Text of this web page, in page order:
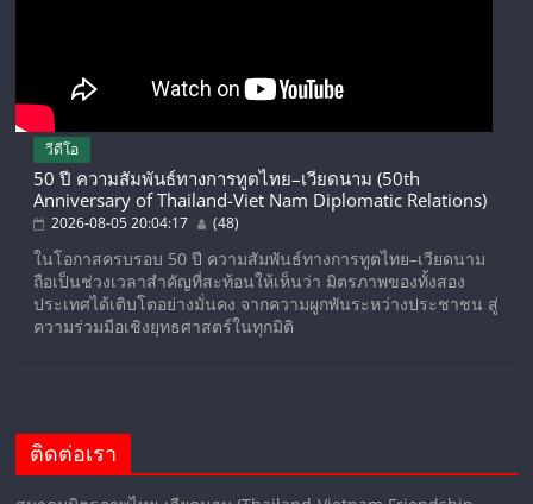
วีดีโอ
50 ปี ความสัมพันธ์ทางการทูตไทย–เวียดนาม (50th
Anniversary of Thailand-Viet Nam Diplomatic Relations)
2026-08-05 20:04:17 (48)
ในโอกาสครบรอบ 50 ปี ความสัมพันธ์ทางการทูตไทย–เวียดนาม
ถือเป็นช่วงเวลาสำคัญที่สะท้อนให้เห็นว่า มิตรภาพของทั้งสอง
ประเทศได้เติบโตอย่างมั่นคง จากความผูกพันระหว่างประชาชน สู่
ความร่วมมือเชิงยุทธศาสตร์ในทุกมิติ
ติดต่อเรา